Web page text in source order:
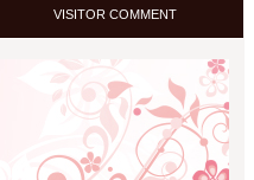
VISITOR COMMENT